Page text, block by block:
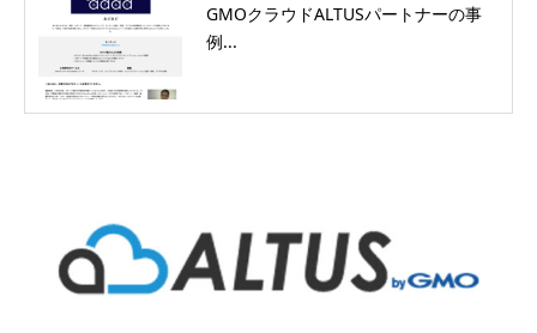
GMOクラウドALTUSパートナーの事
例...